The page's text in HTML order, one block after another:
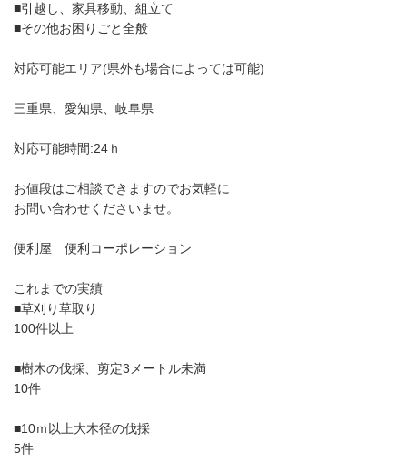
■引越し、家具移動、組立て
■その他お困りごと全般
対応可能エリア(県外も場合によっては可能)
三重県、愛知県、岐阜県
対応可能時間:24ｈ
お値段はご相談できますのでお気軽に
お問い合わせくださいませ。
便利屋 便利コーポレーション
これまでの実績
■草刈り草取り
100件以上
■樹木の伐採、剪定3メートル未満
10件
■10ｍ以上大木径の伐採
5件